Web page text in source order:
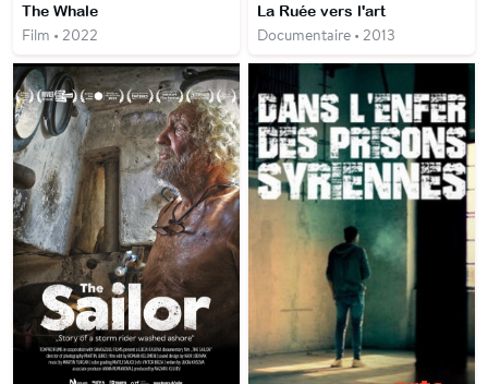
The Whale
Film • 2022
La Ruée vers l'art
Documentaire • 2013